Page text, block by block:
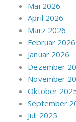
Mai 2026
April 2026
März 2026
Februar 2026
Januar 2026
Dezember
November
Oktober
September
Juli 2025